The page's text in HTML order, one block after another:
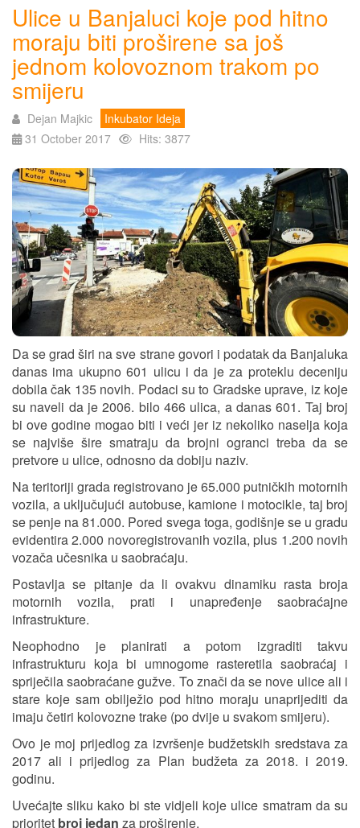
Ulice u Banjaluci koje pod hitno
moraju biti proširene sa još
jednom kolovoznom trakom po
smijeru
Dejan Majkic
Inkubator Ideja
31 October 2017
Hits: 3877
Da se grad širi na sve strane govori i podatak da Banjaluka
danas ima ukupno 601 ulicu i da je za proteklu deceniju
dobila čak 135 novih. Podaci su to Gradske uprave, iz koje
su naveli da je 2006. bilo 466 ulica, a danas 601. Taj broj
bi ove godine mogao biti i veći jer iz nekoliko naselja koja
se najviše šire smatraju da brojni ogranci treba da se
pretvore u ulice, odnosno da dobiju naziv.
Na teritoriji grada registrovano je 65.000 putničkih motornih
vozila, a uključujući autobuse, kamione i motocikle, taj broj
se penje na 81.000. Pored svega toga, godišnje se u gradu
evidentira 2.000 novoregistrovanih vozila, plus 1.200 novih
vozača učesnika u saobraćaju.
Postavlja se pitanje da li ovakvu dinamiku rasta broja
motornih vozila, prati i unapređenje saobraćajne
infrastrukture.
Neophodno je planirati a potom izgraditi takvu
infrastrukturu koja bi umnogome rasteretila saobraćaj i
spriječila saobraćane gužve. To znači da se nove ulice ali i
stare koje sam obilježio pod hitno moraju unaprijediti da
imaju četiri kolovozne trake (po dvije u svakom smijeru).
Ovo je moj prijedlog za izvršenje budžetskih sredstava za
2017 ali i prijedlog za Plan budžeta za 2018. i 2019.
godinu.
Uvećajte sliku kako bi ste vidjeli koje ulice smatram da su
prioritet broj jedan za proširenje.